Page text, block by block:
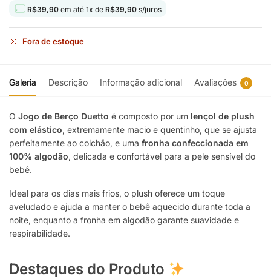
R$39,90 em até 1x de R$39,90 s/juros
Fora de estoque
Galeria Descrição Informação adicional Avaliações 0
O Jogo de Berço Duetto é composto por um lençol de plush
com elástico, extremamente macio e quentinho, que se ajusta
perfeitamente ao colchão, e uma fronha confeccionada em
100% algodão, delicada e confortável para a pele sensível do
bebê.
Ideal para os dias mais frios, o plush oferece um toque
aveludado e ajuda a manter o bebê aquecido durante toda a
noite, enquanto a fronha em algodão garante suavidade e
respirabilidade.
Destaques do Produto